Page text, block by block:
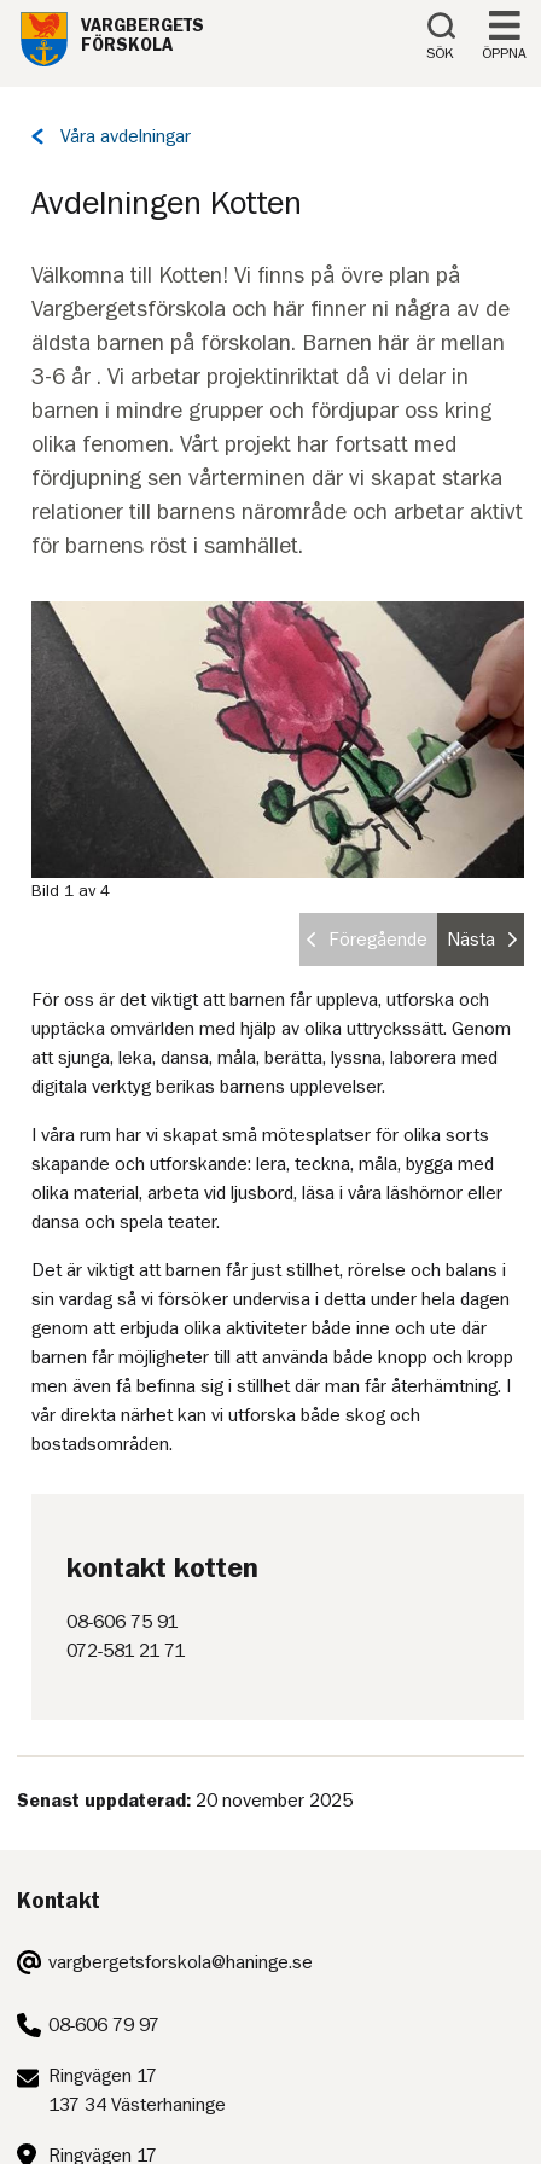
Till innehåll på sidan
VARGBERGETS
FÖRSKOLA
SÖK ÖPPNA
Tillbaka
Våra avdelningar
Avdelningen Kotten
Välkomna till Kotten! Vi finns på övre plan på
Vargbergetsförskola och här finner ni några av de
äldsta barnen på förskolan. Barnen här är mellan
3-6 år . Vi arbetar projektinriktat då vi delar in
barnen i mindre grupper och fördjupar oss kring
olika fenomen. Vårt projekt har fortsatt med
fördjupning sen vårterminen där vi skapat starka
relationer till barnens närområde och arbetar aktivt
för barnens röst i samhället.
Bild 1 av 4
Föregående Nästa
För oss är det viktigt att barnen får uppleva, utforska och
upptäcka omvärlden med hjälp av olika uttryckssätt. Genom
att sjunga, leka, dansa, måla, berätta, lyssna, laborera med
digitala verktyg berikas barnens upplevelser.
I våra rum har vi skapat små mötesplatser för olika sorts
skapande och utforskande: lera, teckna, måla, bygga med
olika material, arbeta vid ljusbord, läsa i våra läshörnor eller
dansa och spela teater.
Det är viktigt att barnen får just stillhet, rörelse och balans i
sin vardag så vi försöker undervisa i detta under hela dagen
genom att erbjuda olika aktiviteter både inne och ute där
barnen får möjligheter till att använda både knopp och kropp
men även få befinna sig i stillhet där man får återhämtning. I
vår direkta närhet kan vi utforska både skog och
bostadsområden.
kontakt kotten
08-606 75 91
072-581 21 71
Senast uppdaterad: 20 november 2025
Kontakt
E-
post:
vargbergetsforskola@haninge.se
Telefon:
08-606 79 97
Postadress:
Ringvägen 17
137 34 Västerhaninge
Besöksadress:
Ringvägen 17